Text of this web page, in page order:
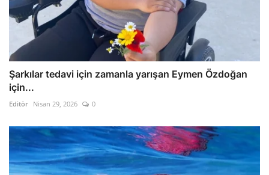
Şarkılar tedavi için zamanla yarışan Eymen Özdoğan
için...
Editör Nisan 29, 2026 0